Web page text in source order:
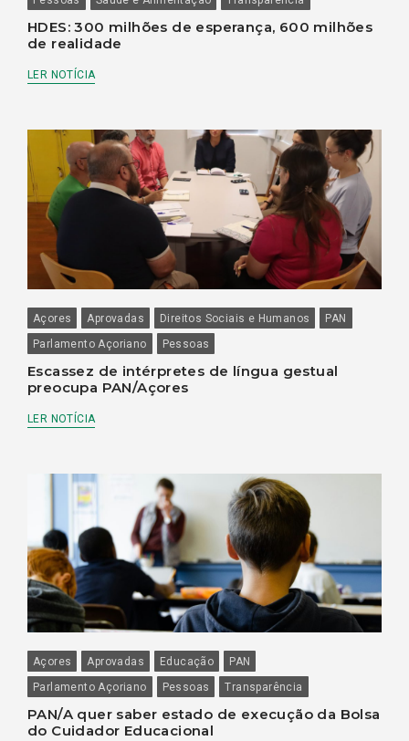
HDES: 300 milhões de esperança, 600 milhões
de realidade
LER NOTÍCIA
Açores Aprovadas Direitos Sociais e Humanos
PAN
Parlamento Açoriano
Pessoas
Escassez de intérpretes de língua gestual
preocupa PAN/Açores
LER NOTÍCIA
Açores Aprovadas Educação
PAN
Parlamento Açoriano
Pessoas Transparência
PAN/A quer saber estado de execução da Bolsa
do Cuidador Educacional